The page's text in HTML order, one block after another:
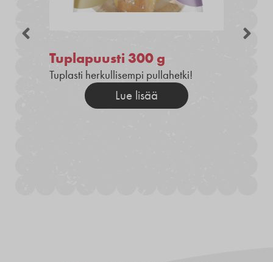
Tuplapuusti 300 g
Tuplasti herkullisempi pullahetki!
Lue lisää